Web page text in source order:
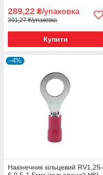
289,22 ₴/упаковка
301,27 ₴/упаковка
Купити
–4%
Накінечник кільцевий RV1,25-